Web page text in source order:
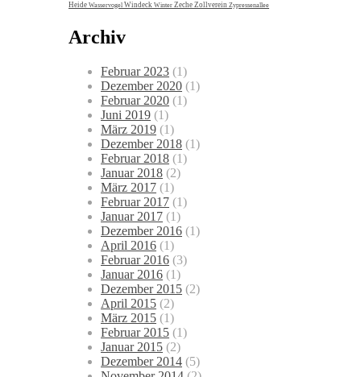
Heide Wasservogel Windeck Winter Zeche Zollverein Zypressenallee
Archiv
Februar 2023 (1)
Dezember 2020 (1)
Februar 2020 (1)
Juni 2019 (1)
März 2019 (1)
Dezember 2018 (1)
Februar 2018 (1)
Januar 2018 (2)
März 2017 (1)
Februar 2017 (1)
Januar 2017 (1)
Dezember 2016 (1)
April 2016 (1)
Februar 2016 (3)
Januar 2016 (1)
Dezember 2015 (2)
April 2015 (2)
März 2015 (1)
Februar 2015 (1)
Januar 2015 (2)
Dezember 2014 (5)